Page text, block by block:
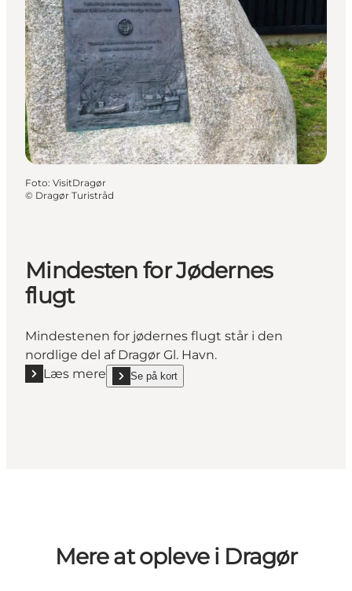
Foto: VisitDragør
© Dragør Turistråd
Mindesten for Jødernes
flugt
Mindestenen for jødernes flugt står i den
nordlige del af Dragør Gl. Havn.
Læs mere
Læs mere "Mindesten for Jødernes flugt"
Se på kort
show Mindesten for Jødernes flugt on_map
Mere at opleve i Dragør